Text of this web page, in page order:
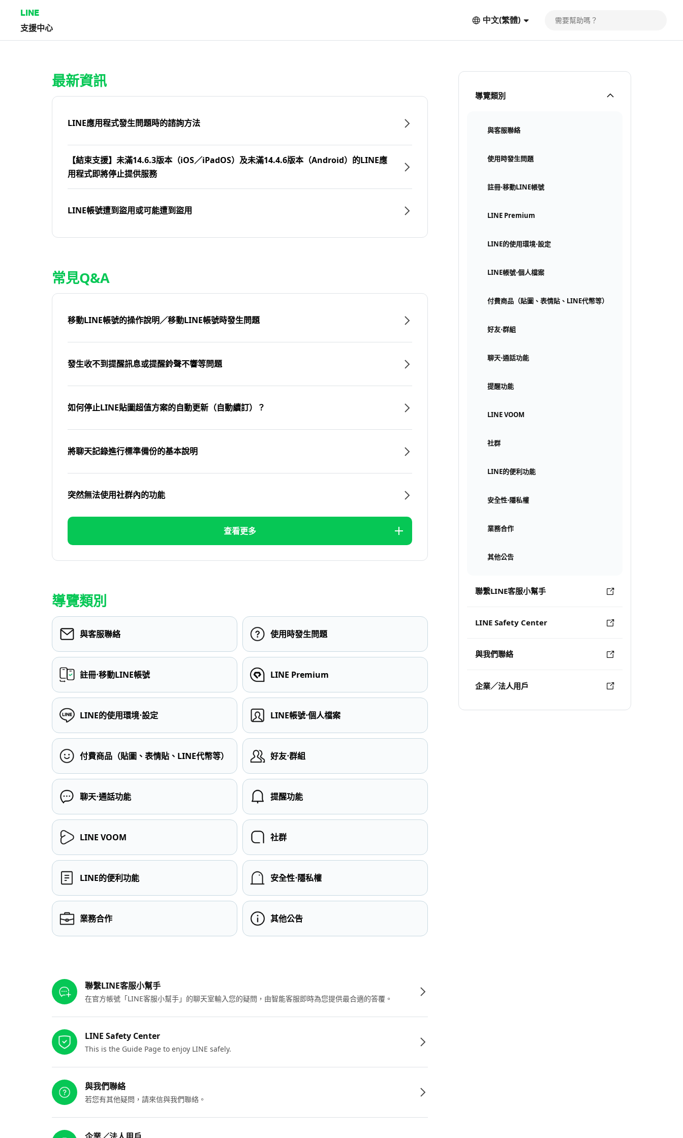
LINE
支援中心
中文(繁體)
導覽類別
與客服聯絡
使用時發生問題
註冊⋅移動LINE帳號
LINE Premium
LINE的使用環境⋅設定
LINE帳號⋅個人檔案
付費商品（貼圖、表情貼、LINE代幣等）
好友⋅群組
聊天⋅通話功能
提醒功能
LINE VOOM
社群
LINE的便利功能
安全性⋅隱私權
業務合作
其他公告
聯繫LINE客服小幫手
LINE Safety Center
與我們聯絡
企業／法人用戶
最新資訊
LINE應用程式發生問題時的諮詢方法
【結束支援】未滿14.6.3版本（iOS／iPadOS）及未滿14.4.6版本（Android）的LINE應
用程式即將停止提供服務
LINE帳號遭到盜用或可能遭到盜用
常見Q&A
移動LINE帳號的操作說明／移動LINE帳號時發生問題
發生收不到提醒訊息或提醒鈴聲不響等問題
如何停止LINE貼圖超值方案的自動更新（自動續訂）？
將聊天記錄進行標準備份的基本說明
突然無法使用社群內的功能
查看更多
導覽類別
與客服聯絡 使用時發生問題
註冊⋅移動LINE帳號 LINE Premium
LINE的使用環境⋅設定 LINE帳號⋅個人檔案
付費商品（貼圖、表情貼、LINE代幣等） 好友⋅群組
聊天⋅通話功能 提醒功能
LINE VOOM 社群
LINE的便利功能 安全性⋅隱私權
業務合作 其他公告
聯繫LINE客服小幫手
在官方帳號「LINE客服小幫手」的聊天室輸入您的疑問，由智能客服即時為您提供最合適的答覆。
LINE Safety Center
This is the Guide Page to enjoy LINE safely.
與我們聯絡
若您有其他疑問，請來信與我們聯絡。